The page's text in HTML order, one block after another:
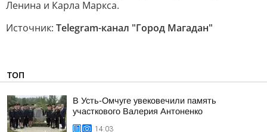
Ленина и Карла Маркса.
Источник: Telegram-канал "Город Магадан"
ТОП
В Усть-Омчуге увековечили память
участкового Валерия Антоненко
14:03